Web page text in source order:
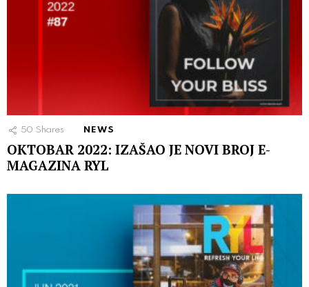
50 Shares NEWS
OKTOBAR 2022: IZAŠAO JE NOVI BROJ E-
MAGAZINA RYL